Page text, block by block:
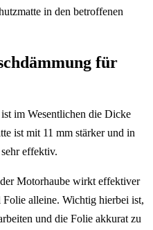
in den betroffenen
für
im Wesentlichen die Dicke
ist mit 11 mm stärker und in
effektiv.
Motorhaube wirkt effektiver
alleine. Wichtig hierbei ist,
und die Folie akkurat zu